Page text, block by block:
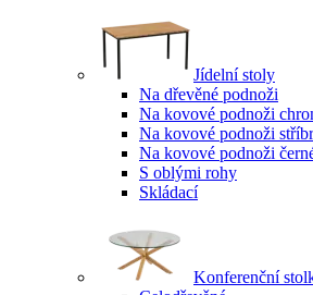
Jídelní stoly
Na dřevěné podnoži
Na kovové podnoži
Na kovové podnoži
Na kovové podnoži
S oblými rohy
Skládací
Konferenční